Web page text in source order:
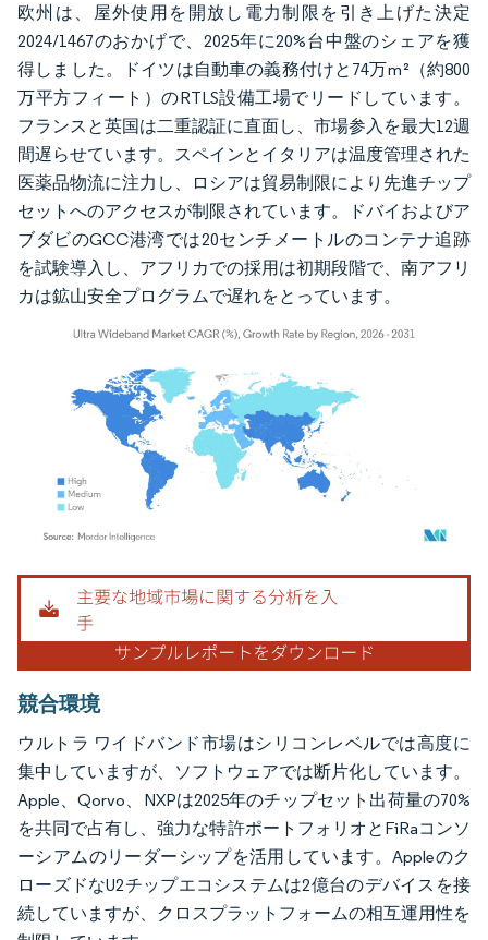
欧州は、屋外使用を開放し電力制限を引き上げた決定
2024/1467のおかげで、2025年に20%台中盤のシェアを獲
得しました。ドイツは自動車の義務付けと74万m²（約800
万平方フィート）のRTLS設備工場でリードしています。
フランスと英国は二重認証に直面し、市場参入を最大12週
間遅らせています。スペインとイタリアは温度管理された
医薬品物流に注力し、ロシアは貿易制限により先進チップ
セットへのアクセスが制限されています。ドバイおよびア
ブダビのGCC港湾では20センチメートルのコンテナ追跡
を試験導入し、アフリカでの採用は初期段階で、南アフリ
カは鉱山安全プログラムで遅れをとっています。
画像 © Mordor Intelligence。再利用にはCC BY 4.0の表示が必要です。
競合環境
ウルトラ ワイドバンド市場はシリコンレベルでは高度に
集中していますが、ソフトウェアでは断片化しています。
Apple、Qorvo、NXPは2025年のチップセット出荷量の70%
を共同で占有し、強力な特許ポートフォリオとFiRaコンソ
ーシアムのリーダーシップを活用しています。Appleのク
ローズドなU2チップエコシステムは2億台のデバイスを接
続していますが、クロスプラットフォームの相互運用性を